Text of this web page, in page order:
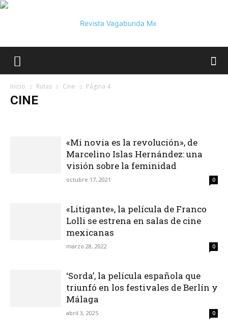
Inicio Rutas Cine Página 4
CINE
«Mi novia es la revolución», de
Marcelino Islas Hernández: una
visión sobre la feminidad
octubre 17, 2021 0
«Litigante», la película de Franco
Lolli se estrena en salas de cine
mexicanas
marzo 28, 2022 0
‘Sorda’, la película española que
triunfó en los festivales de Berlín y
Málaga
abril 3, 2025 0